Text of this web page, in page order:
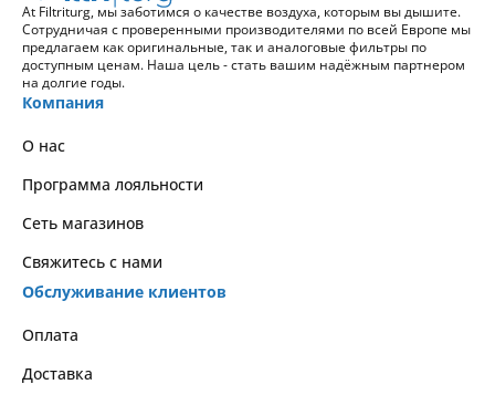
At Filtriturg, мы заботимся о качестве воздуха, которым вы дышите.
Сотрудничая с проверенными производителями по всей Европе мы
предлагаем как оригинальные, так и аналоговые фильтры по
доступным ценам. Наша цель - стать вашим надёжным партнером
на долгие годы.
Компания
О нас
Программа лояльности
Сеть магазинов
Свяжитесь с нами
Обслуживание клиентов
Оплата
Доставка